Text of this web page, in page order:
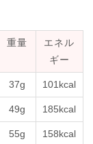
重量
エネル
ギー
37g 101kcal
49g 185kcal
55g 158kcal